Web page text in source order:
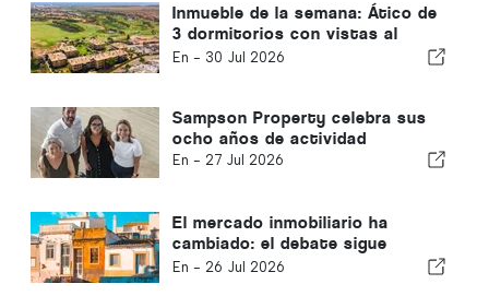
Inmueble de la semana: Ático de
3 dormitorios con vistas al
campo de golf y al mar en
En - 30 Jul 2026
Sampson Property celebra sus
ocho años de actividad
En - 27 Jul 2026
El mercado inmobiliario ha
cambiado: el debate sigue
centrado en el pasado
En - 26 Jul 2026